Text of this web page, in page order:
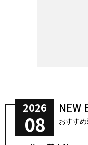
2026
08
NEW
おすす